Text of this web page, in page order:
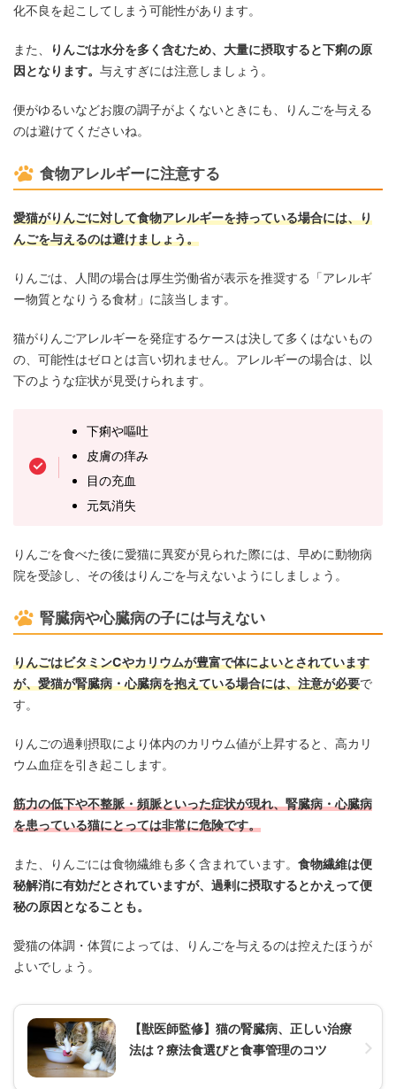
化不良を起こしてしまう可能性があります。
また、
りんごは水分を多く含むため、大量に摂取すると下痢の原
因となります。 与えすぎには注意しましょう。
便がゆるいなどお腹の調子がよくないときにも、りんごを与える
のは避けてくださいね。
食物アレルギーに注意する
愛猫がりんごに対して食物アレルギーを持っている場合には、り
んごを与えるのは避けましょう。
りんごは、人間の場合は厚生労働省が表示を推奨する「アレルギ
ー物質となりうる食材」に該当します。
猫がりんごアレルギーを発症するケースは決して多くはないもの
の、可能性はゼロとは言い切れません。アレルギーの場合は、以
下のような症状が見受けられます。
下痢や嘔吐
皮膚の痒み
目の充血
元気消失
りんごを食べた後に愛猫に異変が見られた際には、早めに動物病
院を受診し、その後はりんごを与えないようにしましょう。
腎臓病や心臓病の子には与えない
りんごはビタミンCやカリウムが豊富で体によいとされています
が、愛猫が腎臓病・心臓病を抱えている場合には、注意が必要で
す。
りんごの過剰摂取により体内のカリウム値が上昇すると、高カリ
ウム血症を引き起こします。
筋力の低下や不整脈・頻脈といった症状が現れ、腎臓病・心臓病
を患っている猫にとっては非常に危険です。
また、りんごには食物繊維も多く含まれています。 食物繊維は便
秘解消に有効だとされていますが、過剰に摂取するとかえって便
秘の原因となることも。
愛猫の体調・体質によっては、りんごを与えるのは控えたほうが
よいでしょう。
【獣医師監修】猫の腎臓病、正しい治療
法は？療法食選びと食事管理のコツ